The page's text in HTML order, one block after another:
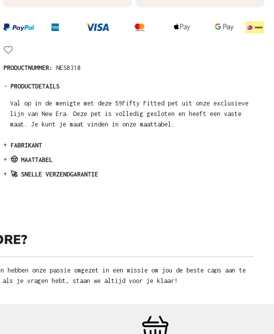
PRODUCTNUMMER: NES8310
- PRODUCTDETAILS
Val op in de menigte met deze 59Fifty Fitted pet uit onze exclusieve
lijn van New Era. Deze pet is volledig gesloten en heeft een vaste
maat. Je kunt je maat vinden in onze maattabel.
+ FABRIKANT
+ 🤠 MAATTABEL
+ 🚀 SNELLE VERZENDGARANTIE
onze passie omgezet in een missie om jou de beste caps aan te
als je vragen hebt, staan we altijd voor je klaar!